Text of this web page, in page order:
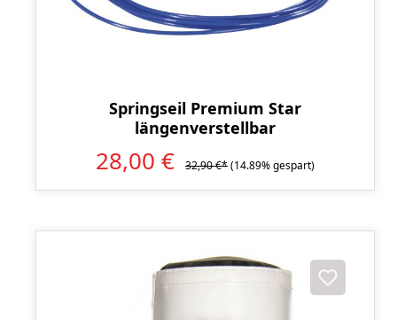
Springseil Premium Star
längenverstellbar
28,00 € 32,90 €*(14.89% gespart)